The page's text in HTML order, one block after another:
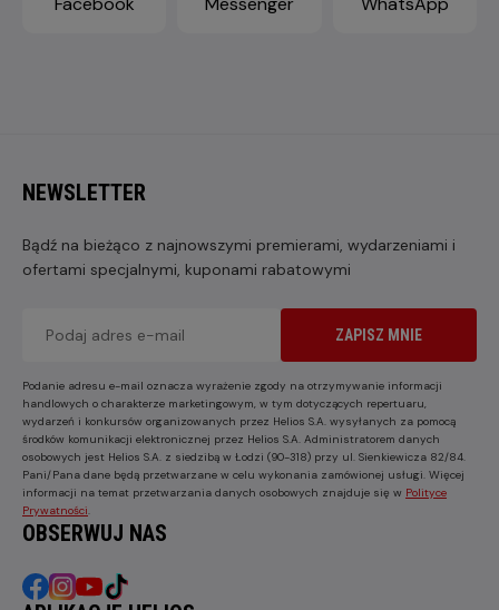
NEWSLETTER
Bądź na bieżąco z najnowszymi premierami, wydarzeniami i
ofertami specjalnymi, kuponami rabatowymi
ZAPISZ MNIE
Podanie adresu e-mail oznacza wyrażenie zgody na otrzymywanie informacji
handlowych o charakterze marketingowym, w tym dotyczących repertuaru,
wydarzeń i konkursów organizowanych przez Helios S.A. wysyłanych za pomocą
środków komunikacji elektronicznej przez Helios S.A. Administratorem danych
osobowych jest Helios S.A. z siedzibą w Łodzi (90-318) przy ul. Sienkiewicza 82/84.
Pani/Pana dane będą przetwarzane w celu wykonania zamówionej usługi. Więcej
informacji na temat przetwarzania danych osobowych znajduje się w Polityce
Prywatności
OBSERWUJ NAS